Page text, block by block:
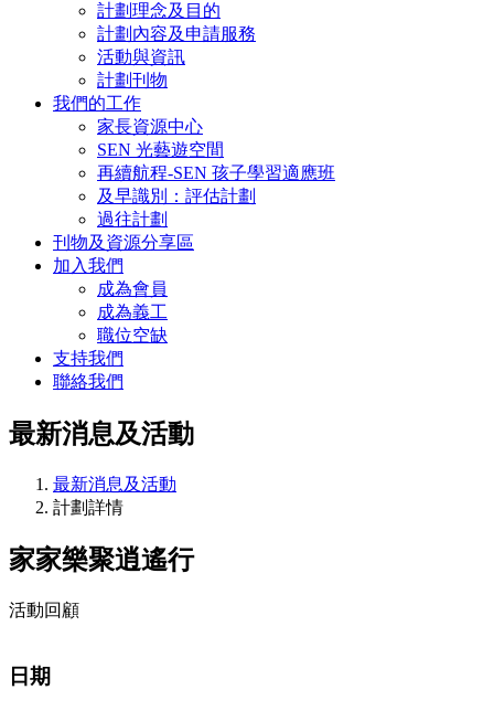
計劃理念及目的
計劃內容及申請服務
活動與資訊
計劃刊物
我們的工作
家長資源中心
SEN 光藝遊空間
再續航程-SEN 孩子學習適應班
及早識別：評估計劃
過往計劃
刊物及資源分享區
加入我們
成為會員
成為義工
職位空缺
支持我們
聯絡我們
最新消息及活動
最新消息及活動
計劃詳情
家家樂聚逍遙行
活動回顧
日期